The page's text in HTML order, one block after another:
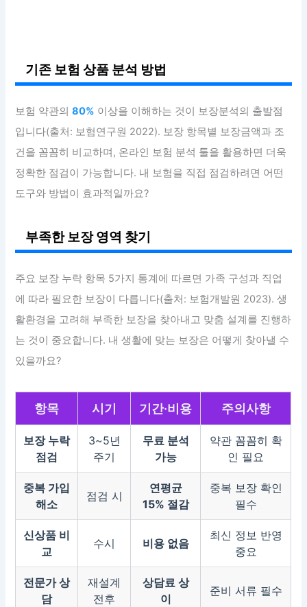
기존 보험 상품 분석 방법
보험 약관의80% 이상을 이해하는 것이 보장분석의 출발점
입니다(출처: 보험연구원 2022). 보장 항목별 보장금액과 조
건을 꼼꼼히 비교하며, 온라인 보험 분석 툴을 활용하면 더욱
정확한 점검이 가능합니다. 내 보험을 직접 점검하려면 어떤
도구와 방법이 효과적일까요?
부족한 보장 영역 찾기
주요 보장 누락 항목 5가지 통계에 따르면 가족 구성과 직업
에 따라 필요한 보장이 다릅니다(출처: 보험개발원 2023). 생
활환경을 고려해 부족한 보장을 찾아내고 맞춤 설계를 진행하
는 것이 중요합니다. 내 생활에 맞는 보장은 어떻게 찾아낼 수
있을까요?
항목 시기 기간·비용 주의사항
보장 누락
점검
3~5년
주기
무료 분석
가능
약관 꼼꼼히 확
인 필요
중복 가입
해소
점검 시
연평균
15% 절감
중복 보장 확인
필수
신상품 비
교
수시 비용 없음
최신 정보 반영
중요
전문가 상
담
재설계
전후
상담료 상
이
준비 서류 필수